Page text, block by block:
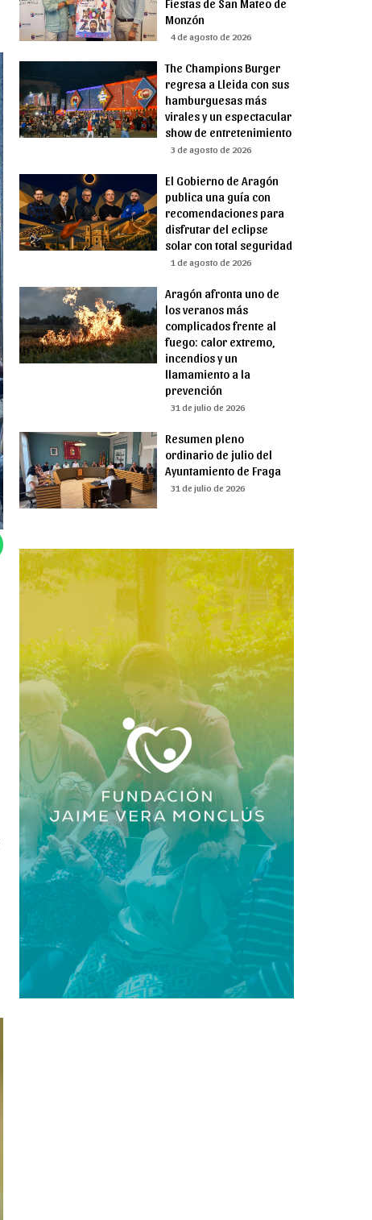
Fiestas de San Mateo de
Monzón
4 de agosto de 2026
The Champions Burger
regresa a Lleida con sus
hamburguesas más
virales y un espectacular
show de entretenimiento
3 de agosto de 2026
El Gobierno de Aragón
publica una guía con
recomendaciones para
disfrutar del eclipse
solar con total seguridad
1 de agosto de 2026
Aragón afronta uno de
los veranos más
complicados frente al
fuego: calor extremo,
incendios y un
llamamiento a la
prevención
31 de julio de 2026
Resumen pleno
ordinario de julio del
Ayuntamiento de Fraga
31 de julio de 2026